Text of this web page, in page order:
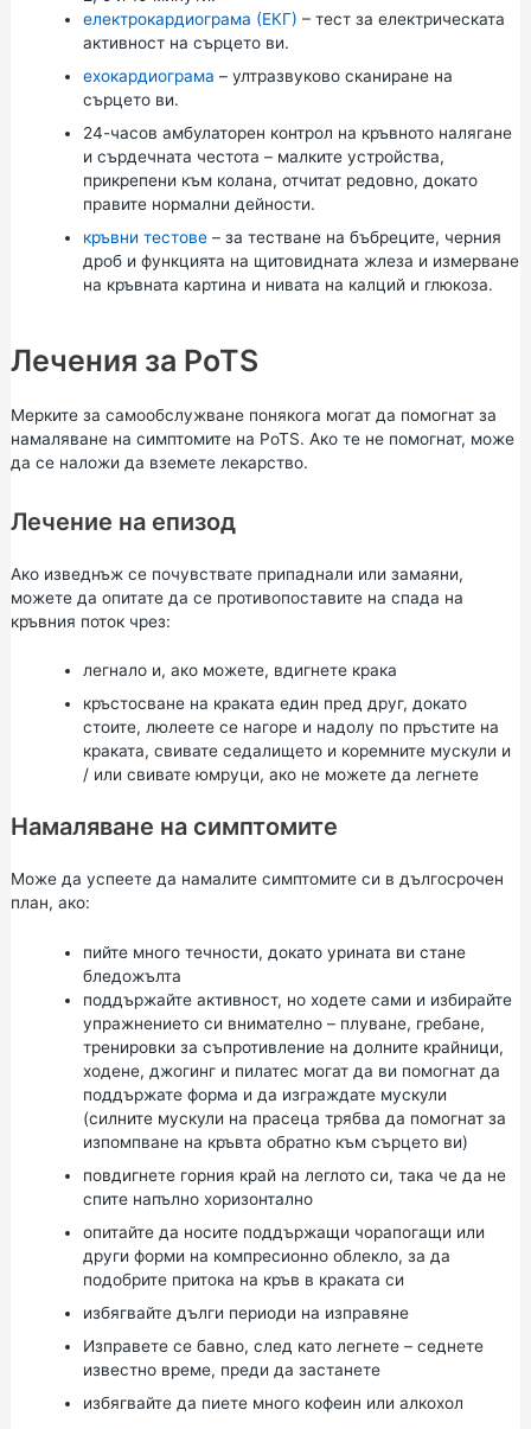
електрокардиограма (ЕКГ) – тест за електрическата
активност на сърцето ви.
ехокардиограма – ултразвуково сканиране на
сърцето ви.
24-часов амбулаторен контрол на кръвното налягане
и сърдечната честота – малките устройства,
прикрепени към колана, отчитат редовно, докато
правите нормални дейности.
кръвни тестове– за тестване на бъбреците, черния
дроб и функцията на щитовидната жлеза и измерване
на кръвната картина и нивата на калций и глюкоза.
Лечения за PoTS
Мерките за самообслужване понякога могат да помогнат за
намаляване на симптомите на PoTS. Ако те не помогнат, може
да се наложи да вземете лекарство.
Лечение на епизод
Ако изведнъж се почувствате припаднали или замаяни,
можете да опитате да се противопоставите на спада на
кръвния поток чрез:
легнало и, ако можете, вдигнете крака
кръстосване на краката един пред друг, докато
стоите, люлеете се нагоре и надолу по пръстите на
краката, свивате седалището и коремните мускули и
/ или свивате юмруци, ако не можете да легнете
Намаляване на симптомите
Може да успеете да намалите симптомите си в дългосрочен
план, ако:
пийте много течности, докато урината ви стане
бледожълта
поддържайте активност, но ходете сами и избирайте
упражнението си внимателно – плуване, гребане,
тренировки за съпротивление на долните крайници,
ходене, джогинг и пилатес могат да ви помогнат да
поддържате форма и да изграждате мускули
(силните мускули на прасеца трябва да помогнат за
изпомпване на кръвта обратно към сърцето ви)
повдигнете горния край на леглото си, така че да не
спите напълно хоризонтално
опитайте да носите поддържащи чорапогащи или
други форми на компресионно облекло, за да
подобрите притока на кръв в краката си
избягвайте дълги периоди на изправяне
Изправете се бавно, след като легнете – седнете
известно време, преди да застанете
избягвайте да пиете много кофеин или алкохол